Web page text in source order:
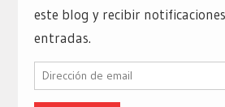
este blog y recibir
entradas.
Dirección